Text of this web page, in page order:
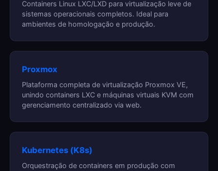
Containers Linux LXC/LXD para virtualização leve de
sistemas operacionais completos. Ideal para
ambientes de homologação e produção.
Proxmox
Plataforma completa de virtualização Proxmox VE,
unindo containers LXC e máquinas virtuais KVM com
gerenciamento centralizado via web.
Kubernetes (K8s)
Orquestração de containers em produção com